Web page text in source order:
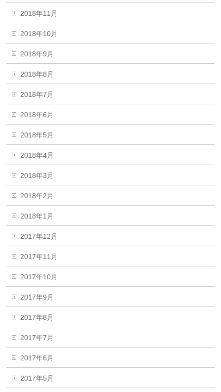
2018年11月
2018年10月
2018年9月
2018年8月
2018年7月
2018年6月
2018年5月
2018年4月
2018年3月
2018年2月
2018年1月
2017年12月
2017年11月
2017年10月
2017年9月
2017年8月
2017年7月
2017年6月
2017年5月